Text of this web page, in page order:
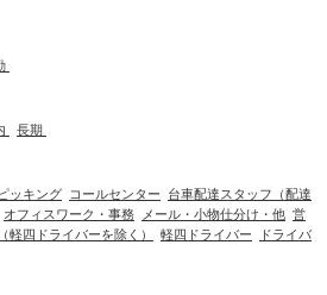
長期
ッキング コールセンター
台車配達スタッフ（配達
オフィスワーク・事務 メール・小物仕分け・他 営
軽四ドライバーを除く） 軽四ドライバー
ドライバ